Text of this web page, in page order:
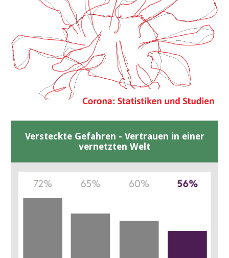
Versteckte Gefahren - Vertrauen in einer
vernetzten Welt